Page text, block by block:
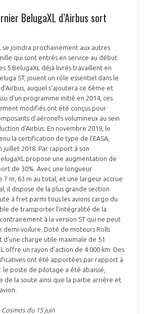
BelugaXL d’Airbus sort
se joindra prochainement aux autres
qui sont entrés en service au début
5 BelugaXL déjà livrés travaillent en
ST, jouent un rôle essentiel dans le
auquel s'ajoutera ce 6ème et
d’un programme initié en 2014, ces
modifiés ont été conçus pour
d'aéronefs volumineux au sein
d'Airbus. En novembre 2019, le
la certification de type de l'EASA,
juillet 2018. Par rapport à son
propose une augmentation de
de 30%. Avec une longueur
7 m, 63 m au total, et une largeur accrue
il dispose de la plus grande section
à fret parmi tous les avions cargo du
de transporter l'intégralité de la
à la version ST qui ne peut
demi-voilure. Doté de moteurs Rolls
d'une charge utile maximale de 51
offre un rayon d'action de 4 000 km. Des
ont été apportées par rapport à
le poste de pilotage a été abaissé,
de la soute ainsi que la partie arrière et
du 15 juin